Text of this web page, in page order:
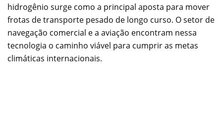
hidrogênio surge como a principal aposta para mover
frotas de transporte pesado de longo curso. O setor de
navegação comercial e a aviação encontram nessa
tecnologia o caminho viável para cumprir as metas
climáticas internacionais.